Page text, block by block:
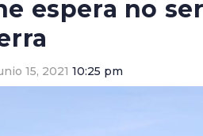
espera no
15, 2021 10:25 pm